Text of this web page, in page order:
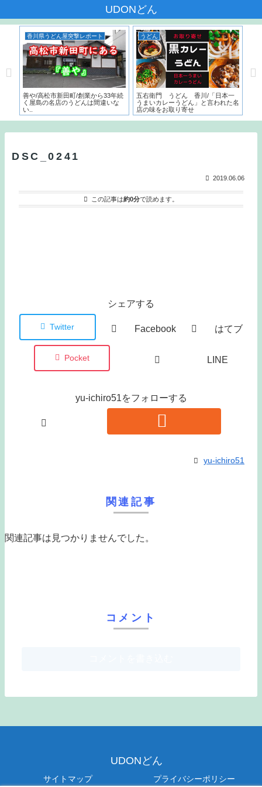
UDONどん
香川県うどん屋突撃レポート
善や/高松市新田町/創業から33年続
く屋島の名店のうどんは間違いな
うどん
五右衛門 うどん 香川/「日本一
うまいカレーうどん」と言われた名
店の味をお取り寄せ
サービ
とは？
DSC_0241
2019.06.06
この記事は約0分で読めます。
シェアする
Twitter Facebook はてブ
Pocket LINE
yu-ichiro51をフォローする
yu-ichiro51
関連記事
関連記事は見つかりませんでした。
コメント
UDONどん
サイトマップ プライバシーポリシー